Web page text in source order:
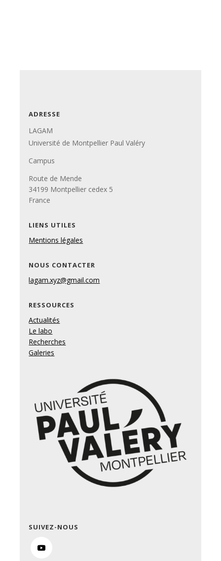
ADRESSE
LAGAM
Université de Montpellier Paul Valéry
Campus
Route de Mende
34199 Montpellier cedex 5
France
LIENS UTILES
Mentions légales
NOUS CONTACTER
lagam.xyz@gmail.com
RESSOURCES
Actualités
Le labo
Recherches
Galeries
SUIVEZ-NOUS